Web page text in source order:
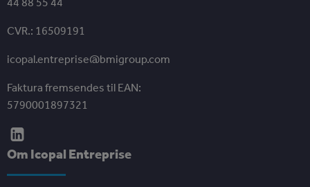
CVR.: 16509191
icopal.entreprise@bmigroup.com
Faktura fremsendes til EAN:
5790001897321
Om Icopal Entreprise